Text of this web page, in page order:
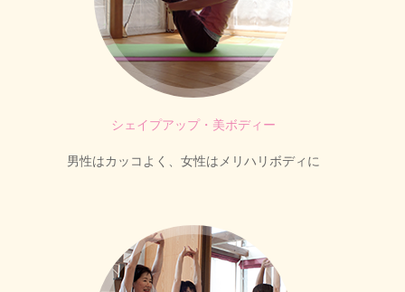
シェイプアップ・美ボディー
男性はカッコよく、女性はメリハリボディに